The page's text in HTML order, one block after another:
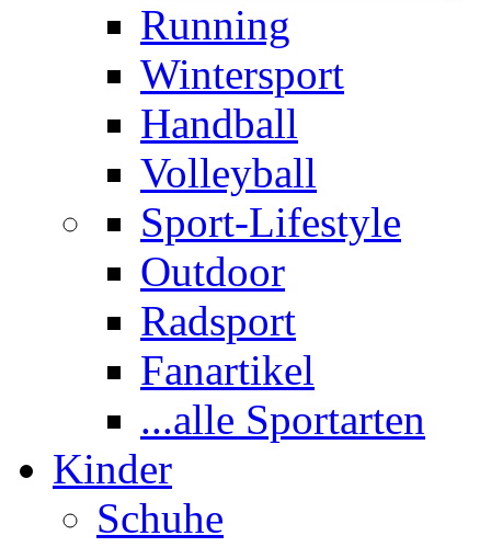
Running
Wintersport
Handball
Volleyball
Sport-Lifestyle
Outdoor
Radsport
Fanartikel
...alle Sportarten
Kinder
Schuhe